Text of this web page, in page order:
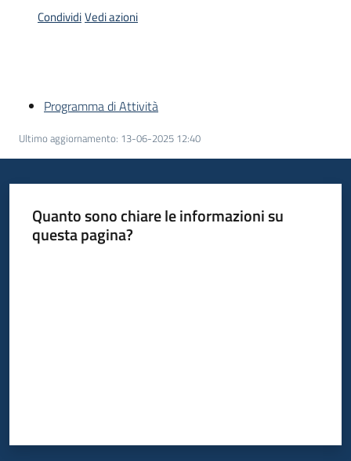
Novità
intervento
Servizi
Leggi
Atti
Bandi
CondividiVedi azioni
Programma di Attività
Ultimo aggiornamento: 13-06-2025 12:40
Quanto sono chiare le informazioni su
questa pagina?